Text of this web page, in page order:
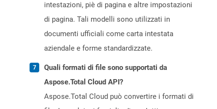
intestazioni, piè di pagina e altre impostazioni
di pagina. Tali modelli sono utilizzati in
documenti ufficiali come carta intestata
aziendale e forme standardizzate.
Quali formati di file sono supportati da
Aspose.Total Cloud API?
Aspose.Total Cloud può convertire i formati di